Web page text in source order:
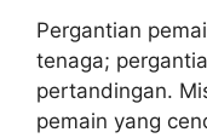
Pergantian
tenaga;
pertandingan.
pemain yang